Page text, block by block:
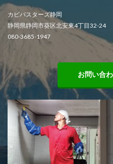
カビバスターズ静岡
静岡県静岡市葵区北安東4丁目32-24
080-3685-1947
お問い合